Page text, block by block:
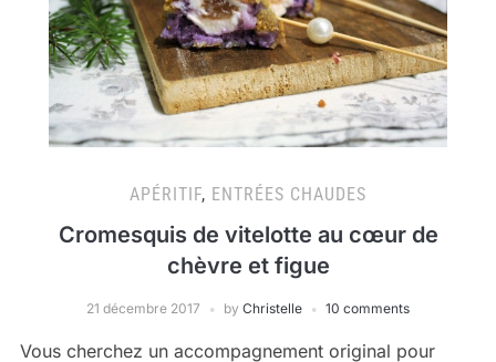
APÉRITIF, ENTRÉES CHAUDES
Cromesquis de vitelotte au cœur de
chèvre et figue
21 décembre 2017 by Christelle 10 comments
Vous cherchez un accompagnement original pour